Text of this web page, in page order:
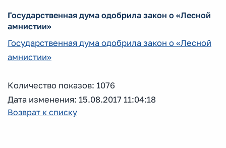
Государственная дума одобрила закон о «Лесной
амнистии»
Государственная дума одобрила закон о «Лесной
амнистии»
Количество показов: 1076
Дата изменения: 15.08.2017 11:04:18
Возврат к списку